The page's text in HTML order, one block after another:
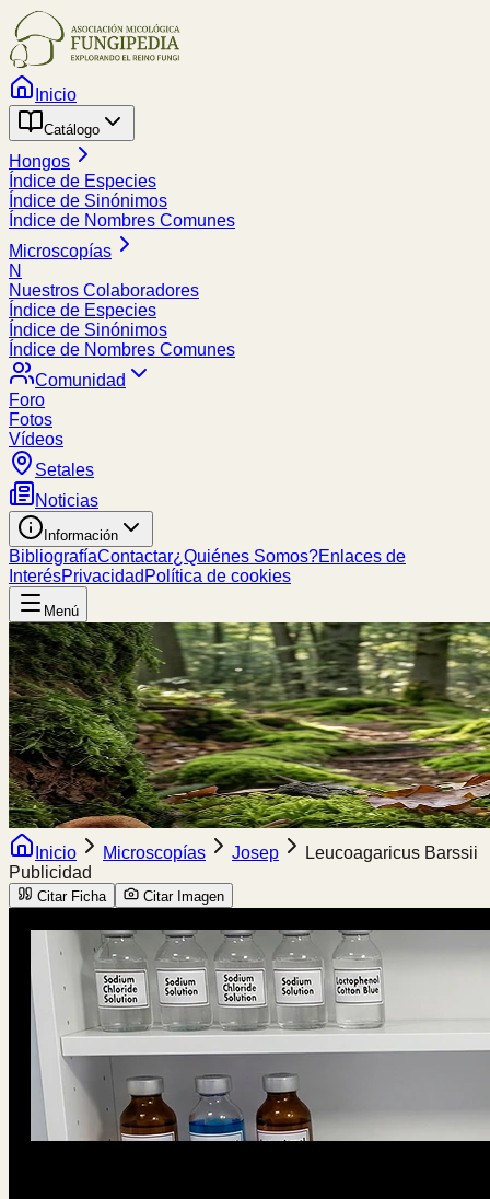
Inicio
Catálogo
Hongos
Índice de Especies
Índice de Sinónimos
Índice de Nombres Comunes
Microscopías
N
Nuestros Colaboradores
Índice de Especies
Índice de Sinónimos
Índice de Nombres Comunes
Comunidad
Foro
Fotos
Vídeos
Setales
Noticias
Información
BibliografíaContactar¿Quiénes Somos?Enlaces de
InterésPrivacidad Política de cookies
Menú
Inicio Microscopías Josep
Leucoagaricus Barssii
Publicidad
Citar Ficha Citar Imagen